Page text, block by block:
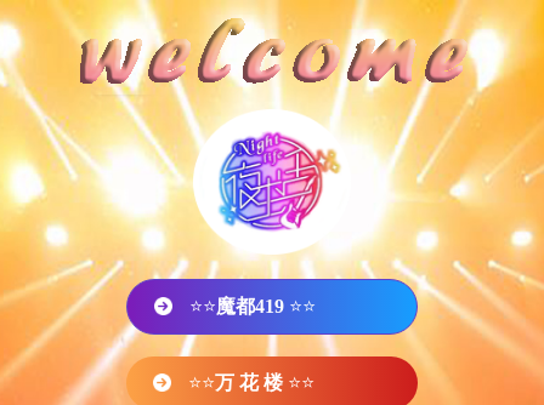
⭐⭐魔都419 ⭐⭐
⭐⭐万 花 楼 ⭐⭐